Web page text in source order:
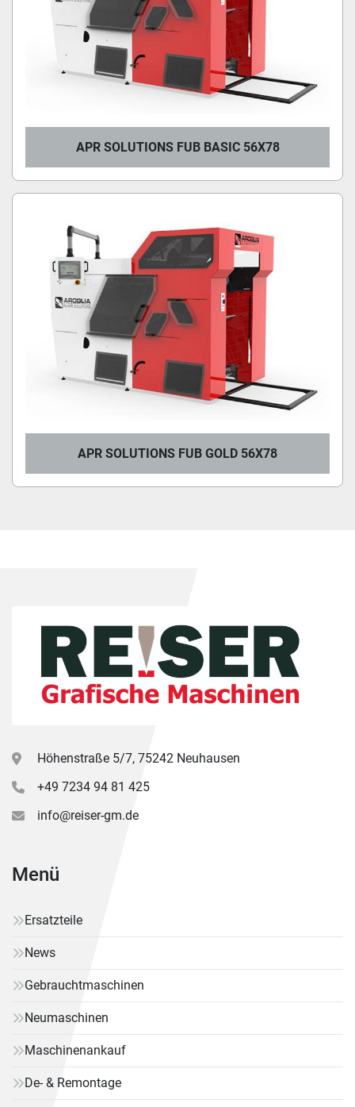
APR SOLUTIONS FUB BASIC 56X78
APR SOLUTIONS FUB GOLD 56X78
Höhenstraße 5/7, 75242 Neuhausen
+49 7234 94 81 425
info@reiser-gm.de
Menü
Ersatzteile
News
Gebrauchtmaschinen
Neumaschinen
Maschinenankauf
De- & Remontage